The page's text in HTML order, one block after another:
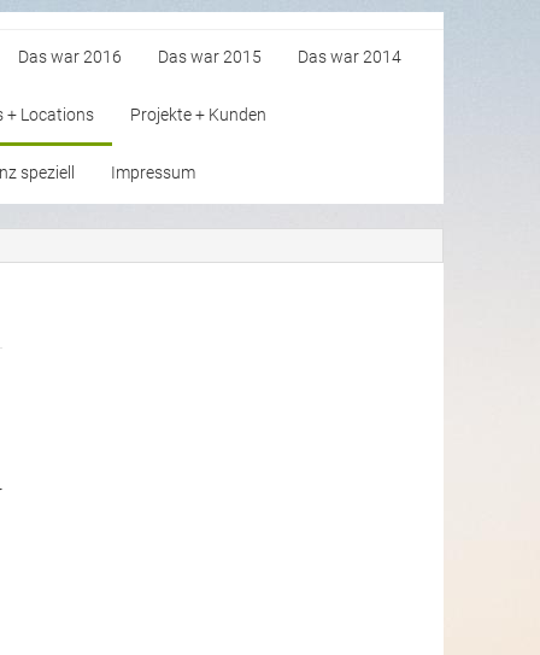
Das war 2016 Das war 2015 Das war 2014
+ Locations Projekte + Kunden
speziell Impressum